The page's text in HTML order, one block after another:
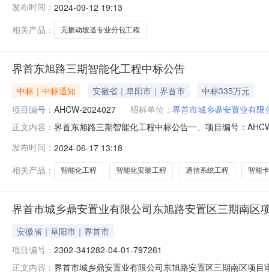
（含人防）54631㎡。；详见招标图纸及招标清单。质
暂定开工日期：2024年9月29
发布时间： 2024-09-12 19:13
相关产品：
无振动坡道专业分包工程
界首东旭路三期智能化工程中标公告
中标｜中标通知 安徽省｜阜阳市｜界首市
中标335万元
项目编号： AHCW-2024027 招标单位： 界首市城乡鼎安置业有限
正文内容： 界首东旭路三期智能化工程中标公告一、项目编号：
名称施工范围施工工期项目经理执业证书1中移建设有限
发布时间： 2024-06-17 13:18
相关产品：
智能化工程 智能化安装工程 通信系统工程 智能
界首市城乡鼎安置业有限公司东旭路安置区三期南区
安徽省｜阜阳市｜界首市
项目编号： 2302-341282-04-01-797261
正文内容： 界首市城乡鼎安置业有限公司东旭路安置区三期南区项